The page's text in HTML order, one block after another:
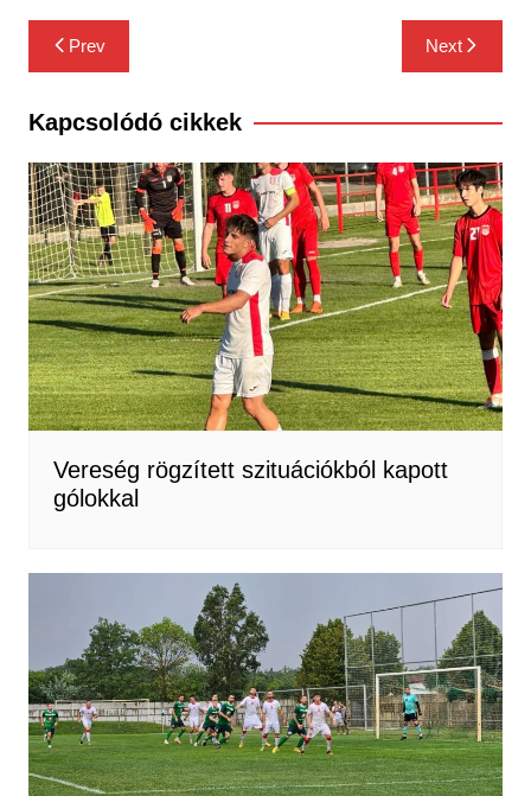
Bejegyzés
navigáció
Prev Next
Kapcsolódó cikkek
Vereség rögzített szituációkból kapott
gólokkal